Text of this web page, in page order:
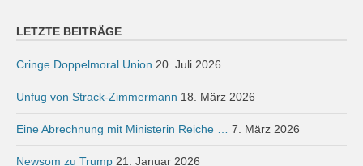
LETZTE BEITRÄGE
Cringe Doppelmoral Union 20. Juli 2026
Unfug von Strack-Zimmermann 18. März 2026
Eine Abrechnung mit Ministerin Reiche … 7. März 2026
Newsom zu Trump 21. Januar 2026